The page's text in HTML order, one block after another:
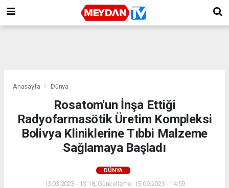
Anasayfa Dünya
Rosatom'un İnşa Ettiği
Radyofarmasötik Üretim Kompleksi
Bolivya Kliniklerine Tıbbi Malzeme
Sağlamaya Başladı
DÜNYA
13.03.2023 - 13:18, Güncelleme: 15.09.2023 - 14:59